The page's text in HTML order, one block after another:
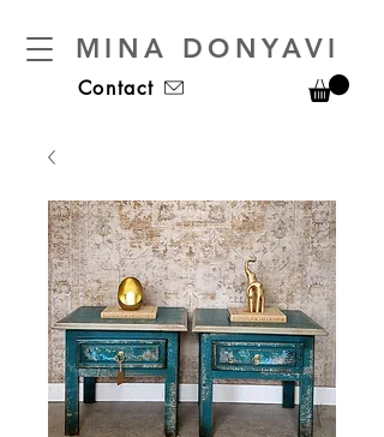
MINA DONYAVI
Contact